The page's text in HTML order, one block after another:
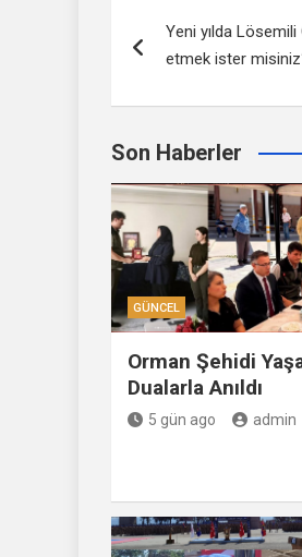
dolaşımı
Yeni yılda
etmek ister
Son Haberler
GÜNCEL
Orman Şehidi
Dualarla Anıldı
5 gün ago admin